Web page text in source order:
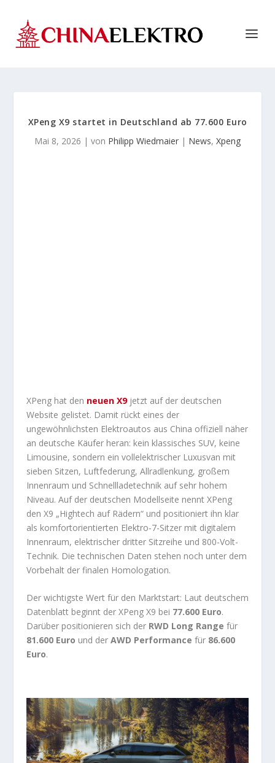
XPeng X9 startet in Deutschland ab 77.600 Euro
Mai 8, 2026 | von Philipp Wiedmaier | News, Xpeng
XPeng hat den neuen X9jetzt auf der deutschen
Website gelistet. Damit rückt eines der
ungewöhnlichsten Elektroautos aus China offiziell näher
an deutsche Käufer heran: kein klassisches SUV, keine
Limousine, sondern ein vollelektrischer Luxusvan mit
sieben Sitzen, Luftfederung, Allradlenkung, großem
Innenraum und Schnellladetechnik auf sehr hohem
Niveau. Auf der deutschen Modellseite nennt XPeng
den X9 „Hightech auf Rädern“ und positioniert ihn klar
als komfortorientierten Elektro-7-Sitzer mit digitalem
Innenraum, elektrischer dritter Sitzreihe und 800-Volt-
Technik. Die technischen Daten stehen noch unter dem
Vorbehalt der finalen Homologation.
Der wichtigste Wert für den Marktstart: Laut deutschem
Datenblatt beginnt der XPeng X9 bei 77.600 Euro.
Darüber positionieren sich der RWD Long Range für
81.600 Euro und der AWD Performance für 86.600
Euro.